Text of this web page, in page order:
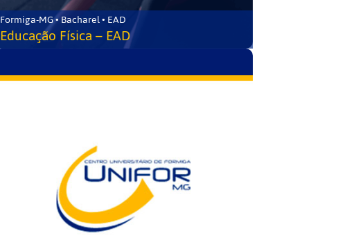
Formiga-MG • Bacharel • EAD
Educação Física – EAD